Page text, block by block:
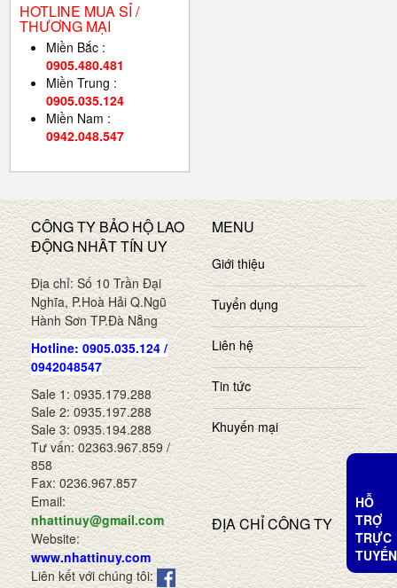
HOTLINE MUA SỈ /
THƯƠNG MẠI
Miền Bắc :
0905.480.481
Miền Trung :
0905.035.124
Miền Nam :
0942.048.547
CÔNG TY BẢO HỘ LAO
ĐỘNG NHÂT TÍN UY
Địa chỉ: Số 10 Trần Đại
Nghĩa, P.Hoà Hải Q.Ngũ
Hành Sơn TP.Đà Nẵng
Hotline: 0905.035.124 /
0942048547
Sale 1: 0935.179.288
Sale 2: 0935.197.288
Sale 3: 0935.194.288
Tư vấn: 02363.967.859 /
858
Fax: 0236.967.857
Email:
nhattinuy@gmail.com
Website:
www.nhattinuy.com
Liên kết với chúng tôi:
MENU
Giới thiệu
Tuyển dụng
Liên hệ
Tin tức
Khuyến mại
ĐỊA CHỈ CÔNG TY
HỖ
TRỢ
TRỰC
TUYẾN